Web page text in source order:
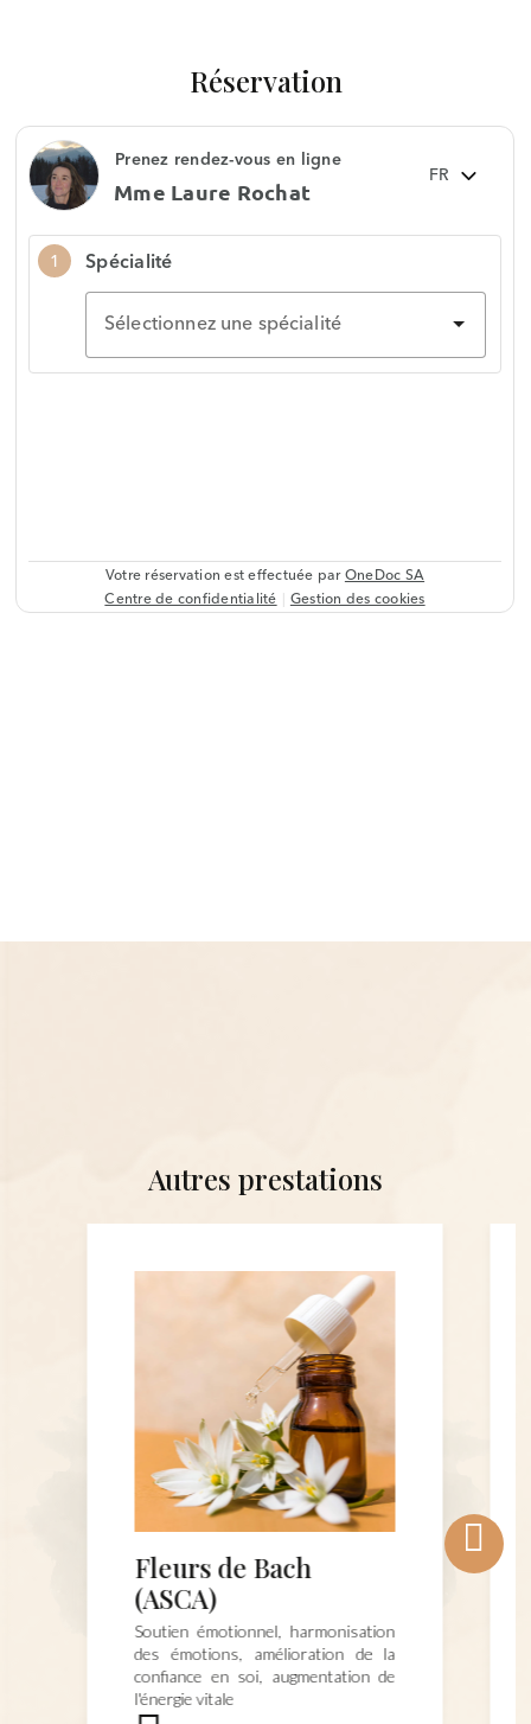
Réservation
Autres prestations
Fleurs de Bach
(ASCA)
Soutien émotionnel, harmonisation
des émotions, amélioration de la
confiance en soi, augmentation de
l'énergie vitale